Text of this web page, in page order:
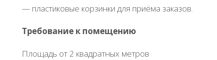
— пластиковые корзинки для приёма заказов.
Требование к помещению
Площадь от 2 квадратных метров